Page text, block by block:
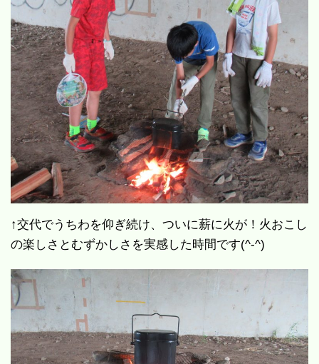
↑交代でうちわを仰ぎ続け、ついに薪に火が！火おこし
の楽しさとむずかしさを実感した時間です(^-^)